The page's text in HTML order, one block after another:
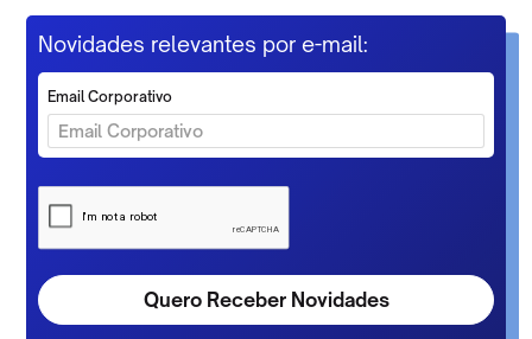
Novidades relevantes por e-mail:
Email Corporativo